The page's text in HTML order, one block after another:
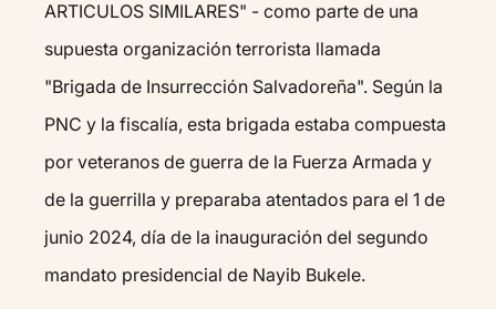
ARTICULOS SIMILARES" - como parte de una
supuesta organización terrorista llamada
"Brigada de Insurrección Salvadoreña". Según la
PNC y la fiscalía, esta brigada estaba compuesta
por veteranos de guerra de la Fuerza Armada y
de la guerrilla y preparaba atentados para el 1 de
junio 2024, día de la inauguración del segundo
mandato presidencial de Nayib Bukele.